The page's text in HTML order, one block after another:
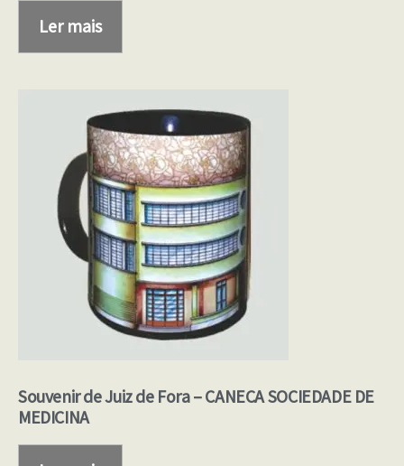
Ler mais
Souvenir de Juiz de Fora – CANECA SOCIEDADE DE
MEDICINA